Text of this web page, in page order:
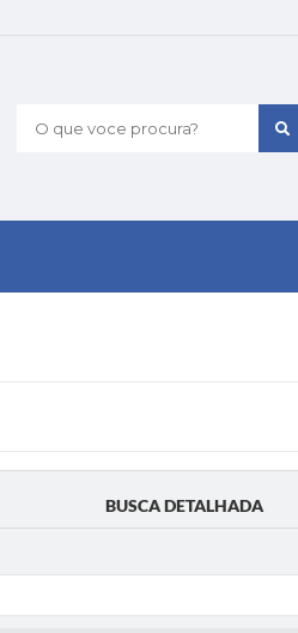
O que voce procura?
BUSCA DETALHADA